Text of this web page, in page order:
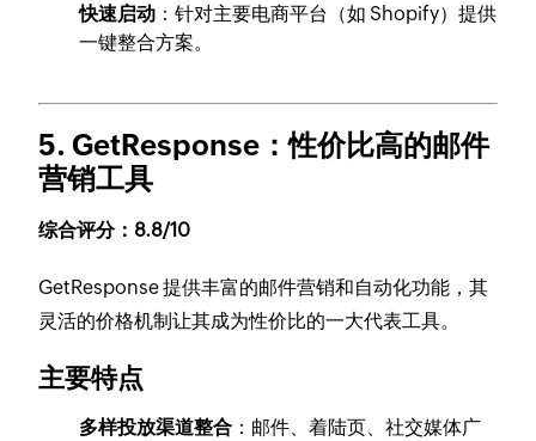
快速启动 ：针对主要电商平台（如 Shopify）提供
一键整合方案。
5. GetResponse ：性价比高的邮件
营销工具
综合评分：8.8/10
GetResponse 提供丰富的邮件营销和自动化功能，其
灵活的价格机制让其成为性价比的一大代表工具。
主要特点
多样投放渠道整合 ：邮件、着陆页、社交媒体广